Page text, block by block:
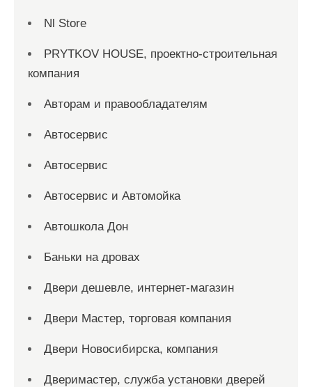
Nl Store
PRYTKOV HOUSE, проектно-строительная
компания
Авторам и правообладателям
Автосервис
Автосервис
Автосервис и Автомойка
Автошкола Дон
Баньки на дровах
Двери дешевле, интернет-магазин
Двери Мастер, торговая компания
Двери Новосибирска, компания
Дверимастер, служба установки дверей